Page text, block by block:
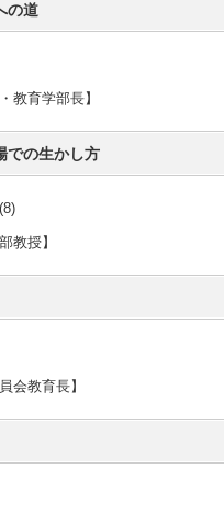
の道
教育学部長】
の生かし方
教授】
会教育長】